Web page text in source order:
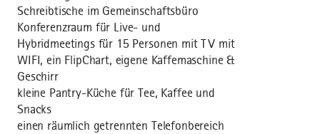
Schreibtische im Gemeinschaftsbüro
Konferenzraum für Live- und
Hybridmeetings für 15 Personen mit TV mit
WIFI, ein FlipChart, eigene Kaffemaschine &
Geschirr
kleine Pantry-Küche für Tee, Kaffee und
Snacks
einen räumlich getrennten Telefonbereich